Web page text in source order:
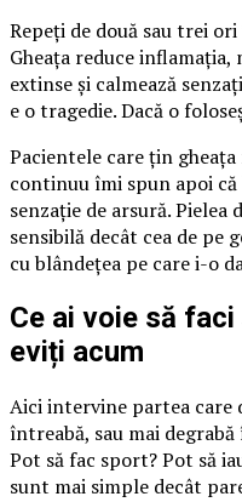
Repeți de două sau trei
Gheața reduce inflamația,
extinse și calmează
e o tragedie. Dacă o
Pacientele care țin
continuu îmi spun apoi
senzație de arsură. Pielea
sensibilă decât cea de pe
cu blândețea pe care i-o
Ce ai voie să
eviți acum
Aici intervine partea care
întreabă, sau mai
Pot să fac sport? Pot să
sunt mai simple decât